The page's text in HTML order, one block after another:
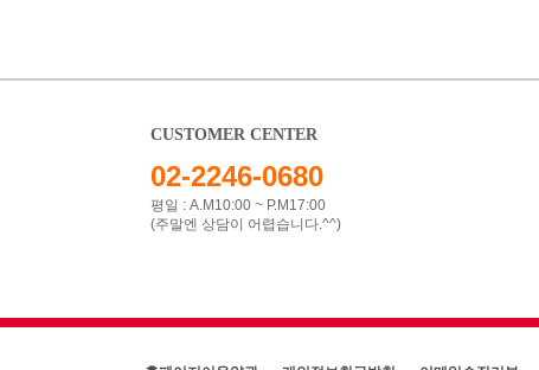
CUSTOMER CENTER
02-2246-0680
평일 : A.M10:00 ~ P.M17:00
(주말엔 상담이 어렵습니다.^^)